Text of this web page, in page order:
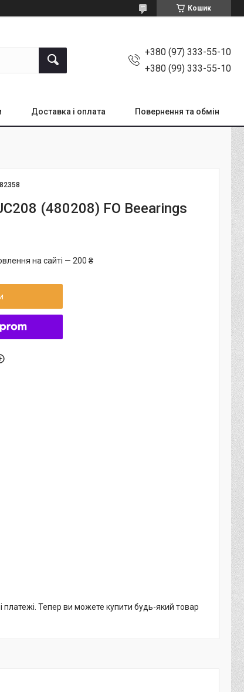
Кошик
+380 (97) 333-55-10
+380 (99) 333-55-10
Доставка і оплата Повернення та обмін
(480208) FO Beearings
на сайті — 200 ₴
платежі. Тепер ви можете купити будь-який товар